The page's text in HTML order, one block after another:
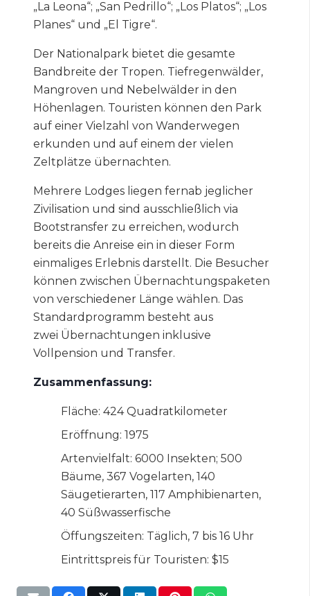
„La Leona“; „San Pedrillo“; „Los Platos“; „Los
Planes“ und „El Tigre“.
Der Nationalpark bietet die gesamte
Bandbreite der Tropen. Tiefregenwälder,
Mangroven und Nebelwälder in den
Höhenlagen. Touristen können den Park
auf einer Vielzahl von Wanderwegen
erkunden und auf einem der vielen
Zeltplätze übernachten.
Mehrere Lodges liegen fernab jeglicher
Zivilisation und sind ausschließlich via
Bootstransfer zu erreichen, wodurch
bereits die Anreise ein in dieser Form
einmaliges Erlebnis darstellt. Die Besucher
können zwischen Übernachtungspaketen
von verschiedener Länge wählen. Das
Standardprogramm besteht aus
zwei Übernachtungen inklusive
Vollpension und Transfer.
Zusammenfassung:
Fläche: 424 Quadratkilometer
Eröffnung: 1975
Artenvielfalt: 6000 Insekten; 500
Bäume, 367 Vogelarten, 140
Säugetierarten, 117 Amphibienarten,
40 Süßwasserfische
Öffungszeiten: Täglich, 7 bis 16 Uhr
Eintrittspreis für Touristen: $15